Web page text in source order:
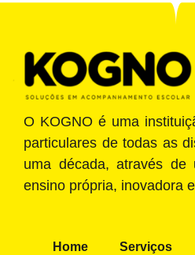
O KOGNO é uma
particulares de todas as
uma década, através de
ensino própria, inovadora
Home Serviços